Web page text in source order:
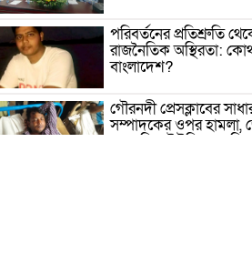
পরিবর্তনের প্রতিশ্রুতি
রাজনৈতিক অস্থিরতা:
বাংলাদেশ?
গৌরনদী প্রেসক্লাবের
সম্পাদকের ওপর হামলা,
সাংবাদিক ইউনিয়নের নিন্দা